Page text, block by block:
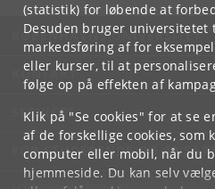
(statistik) for løbende at
Desuden bruger
markedsføring af for
eller kurser, til at
følge op på effekten af
Klik på "Se cookies" for at se
af de forskellige cookies, som
computer eller mobil, når du
hjemmeside. Du kan selv
KØBENHAVNS UNIVERSITET
KONTAKT
SERVICES
FOR STUDERENDE OG